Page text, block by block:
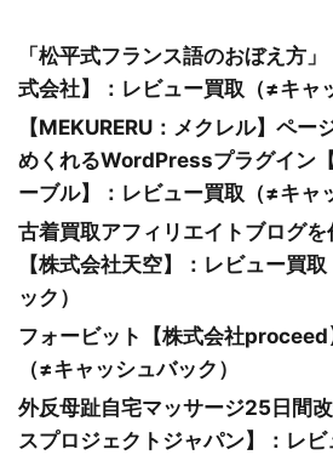
「松平式フランス語のおぼえ方
式会社】：レビュー買取（≠キャ
【MEKURERU：メクレル】ペー
めくれるWordPressプラグイン
ーブル】：レビュー買取（≠キャ
古着買取アフィリエイトブログを
【株式会社天空】：レビュー買
ック）
フォービット【株式会社proceed
（≠キャッシュバック）
外反母趾自宅マッサージ25日間
スプロジェクトジャパン】：レ